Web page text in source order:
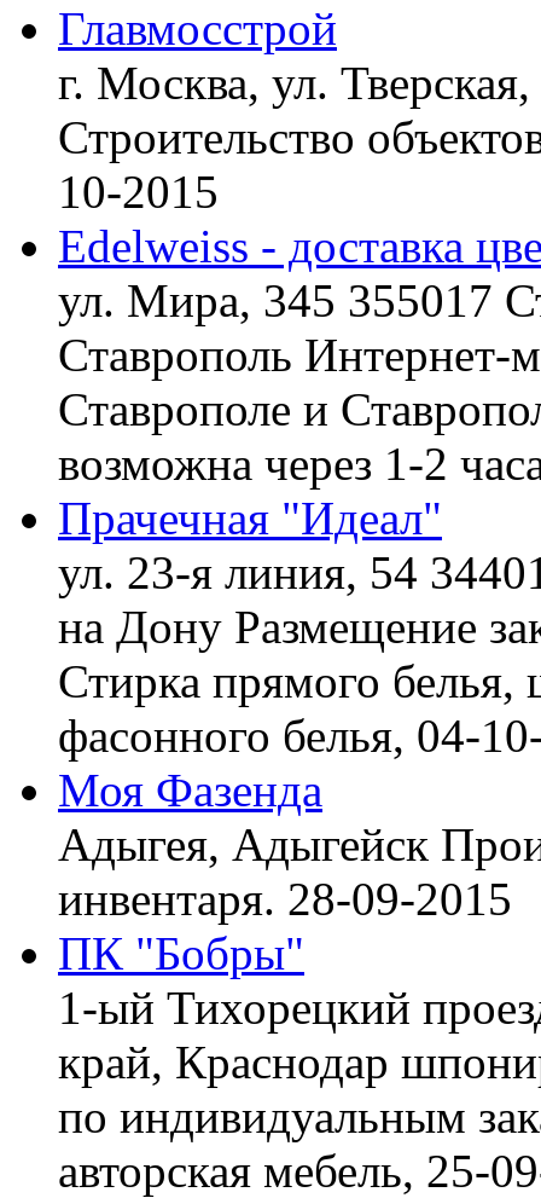
Главмосстрой
г. Москва, ул.
Строительство
10-2015
Edelweiss - доставка
ул. Мира, 345 355017
Ставрополь Интернет-
Ставрополе и
возможна через 1-2
Прачечная "Идеал"
ул. 23-я линия, 54
на Дону Размещение
Стирка прямого
фасонного белья, 04-
Моя Фазенда
Адыгея, Адыгейск
инвентаря. 28-09-2015
ПК "Бобры"
1-ый Тихорецкий
край, Краснодар
по индивидуальным
авторская мебель, 25-